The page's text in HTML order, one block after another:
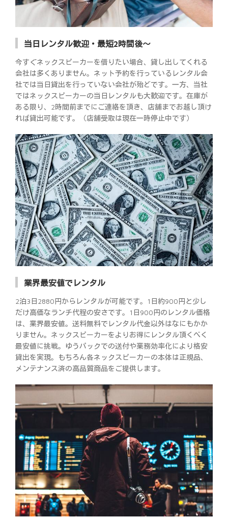
当日レンタル歓迎・最短2時間後～
今すぐネックスピーカーを借りたい場合、貸し出してくれる
会社は多くありません。ネット予約を行っているレンタル会
社では当日貸出を行っていない会社が殆どです。一方、当社
ではネックスピーカーの当日レンタルも大歓迎です。在庫が
ある限り、2時間前までにご連絡を頂き、店舗までお越し頂け
れば貸出可能です。（店舗受取は現在一時停止中です）
業界最安値でレンタル
2泊3日2880円からレンタルが可能です。1日約900円と少し
だけ高価なランチ代程の安さです。1日900円のレンタル価格
は、業界最安値。送料無料でレンタル代金以外はなにもかか
りません。ネックスピーカーをよりお得にレンタル頂くべく
最安値に挑戦。ゆうパックでの送付や業務効率化により格安
貸出を実現。もちろん各ネックスピーカーの本体は正規品、
メンテナンス済の高品質商品をご提供します。